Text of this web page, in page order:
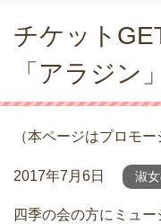
チケット
「アラジン」
（本ページはプロモ
2017年7月6日 淑
四季の会の方にミュ